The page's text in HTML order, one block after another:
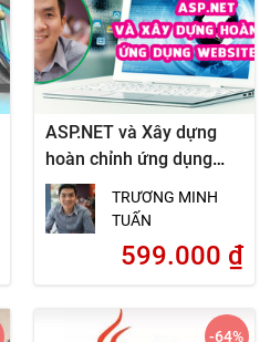
ASP.NET và Xây dựng
hoàn chỉnh ứng dụng
website động
TRƯƠNG MINH
TUẤN
599.000 ₫
-64%